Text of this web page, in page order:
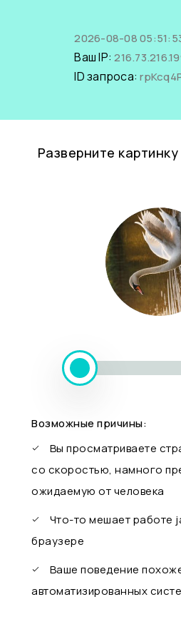
2026-08-08
Ваш IP:
ID запроса:
Разверните
Возможные причины:
Вы просматриваете
со скоростью, намного
ожидаемую от человека
Что-то мешает работе
браузере
Ваше поведение
автоматизированных